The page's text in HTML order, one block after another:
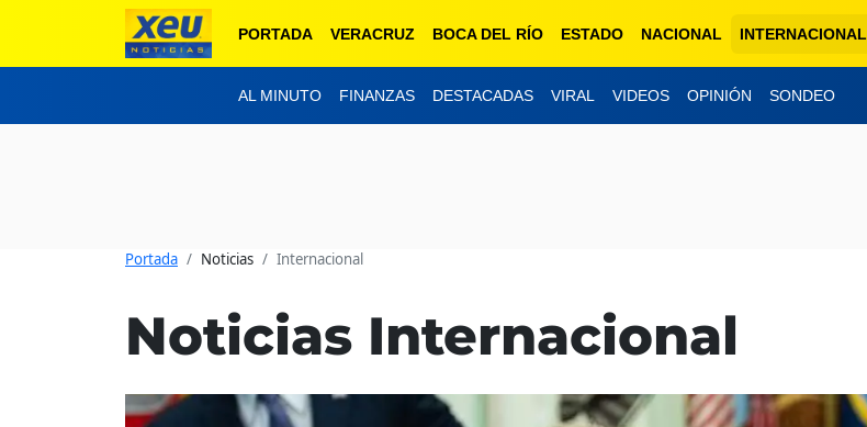
PORTADA VERACRUZ BOCA DEL RÍO ESTADO NACIONAL INTERNACIONAL
AL MINUTO FINANZAS DESTACADAS VIRAL VIDEOS OPINIÓN SONDEO
Portada Noticias Internacional
Noticias Internacional